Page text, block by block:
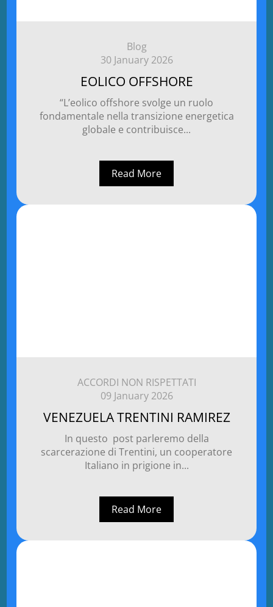
Blog
30 January 2026
EOLICO OFFSHORE
“L’eolico offshore svolge un ruolo
fondamentale nella transizione energetica
globale e contribuisce...
Read More
ACCORDI NON RISPETTATI
09 January 2026
VENEZUELA TRENTINI RAMIREZ
In questo post parleremo della
scarcerazione di Trentini, un cooperatore
Italiano in prigione in...
Read More